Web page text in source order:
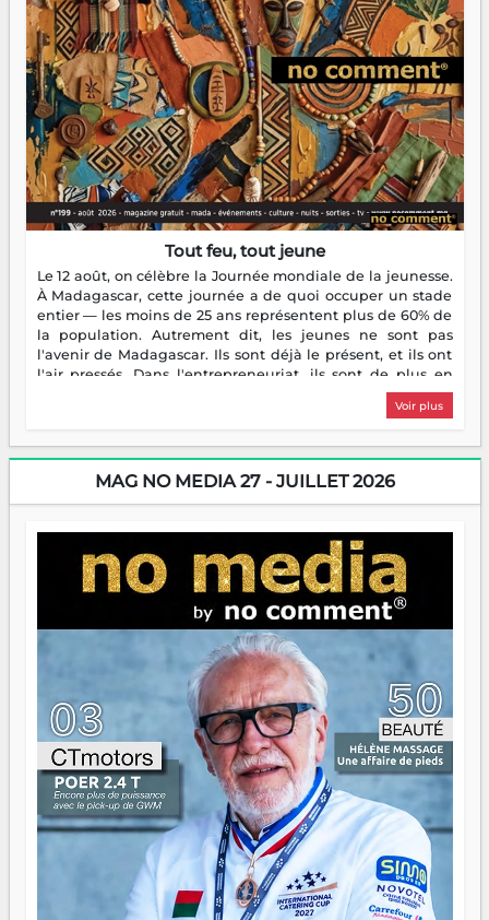
Tout feu, tout jeune
Le 12 août, on célèbre la Journée mondiale de la jeunesse.
À Madagascar, cette journée a de quoi occuper un stade
entier — les moins de 25 ans représentent plus de 60% de
la population. Autrement dit, les jeunes ne sont pas
l'avenir de Madagascar. Ils sont déjà le présent, et ils ont
l'air pressés. Dans l'entrepreneuriat, ils sont de plus en
plus nombreux à se lancer, à créer, à risquer — souvent
sans filet, souvent sans aide, mais toujours avec cette
encore meilleures. Aina Rasamoelina vient de décrocher le
Prix RFI Instrumental Afrique. Miangaly Elia rafle le Prix
jeunes qui tiennent la torche. Alors oui, on pourrait
s'arrêter là, applaudir et rentrer chez soi satisfait. Mais ce
serait passer à côté d'une chose essentielle. La fougue, ça
brûle fort — et parfois, ça brûle vite. Une flamme sans
direction peut éclairer autant qu'elle peut consumer. C'est
là que les aînés entrent en scène — pas pour reprendre le
gouvernail, mais pour montrer où sont les récifs. Les jeunes
ont la force, les vieux ont l'expérience, comme on dit. Ce
n'est pas un combat de générations — c'est une question
d'équipage. Partagez vos réussites, mais aussi vos échecs.
Surtout vos échecs, d'ailleurs — ils enseignent mieux que
n'importe quel manuel. À Madagascar, la barque avance.
Il faut juste s'assurer que tout le monde rame dans le
même sens.
Voir plus
MAG NO MEDIA 27 - JUILLET 2026